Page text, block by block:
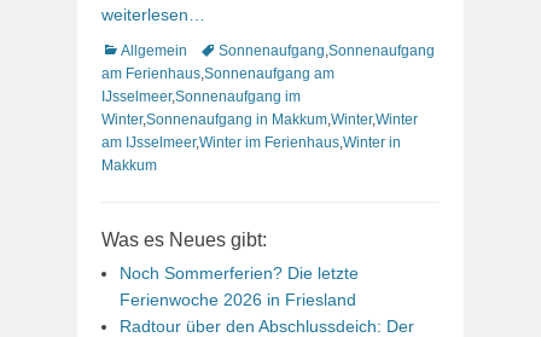
weiterlesen…
Kategorien
Allgemein Schlagworte
Sonnenaufgang Sonnenaufgang
am Ferienhaus Sonnenaufgang am
IJsselmeer,Sonnenaufgang im
Winter,Sonnenaufgang in Makkum Winter,Winter
am IJsselmeer,Winter im Ferienhaus Winter in
Makkum
Was es Neues gibt:
Noch Sommerferien? Die letzte
Ferienwoche 2026 in Friesland
Radtour über den Abschlussdeich: Der